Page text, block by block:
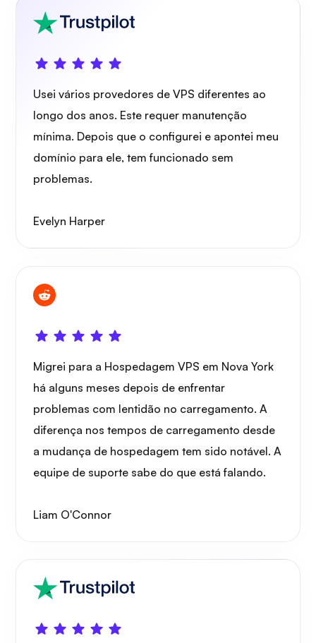
Guarda de arame
Raio X
Maravilha
Portainer
Grafana
Usei vários provedores de VPS diferentes ao
longo dos anos. Este requer manutenção
mínima. Depois que o configurei e apontei meu
domínio para ele, tem funcionado sem
problemas.
Evelyn Harper
Migrei para a Hospedagem VPS em Nova York
há alguns meses depois de enfrentar
problemas com lentidão no carregamento. A
diferença nos tempos de carregamento desde
a mudança de hospedagem tem sido notável. A
equipe de suporte sabe do que está falando.
Liam O'Connor